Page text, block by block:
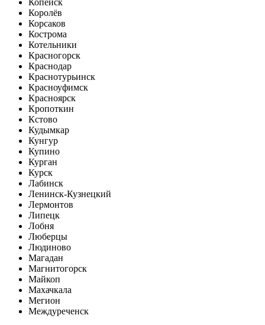
Королёв
Корсаков
Кострома
Котельники
Красногорск
Краснодар
Краснотурьинск
Красноуфимск
Красноярск
Кропоткин
Кстово
Кудымкар
Кунгур
Купино
Курган
Курск
Лабинск
Ленинск-Кузнецкий
Лермонтов
Липецк
Лобня
Люберцы
Людиново
Магадан
Магнитогорск
Майкоп
Махачкала
Мегион
Междуреченск